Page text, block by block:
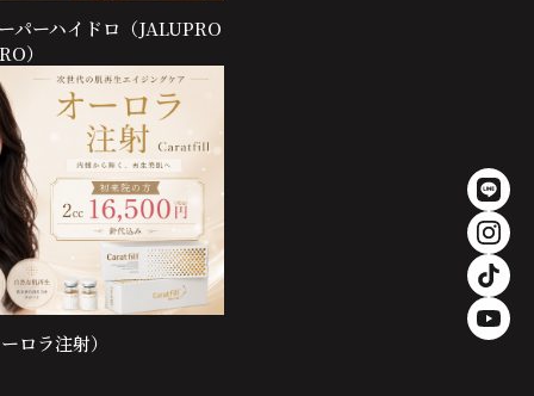
パーハイドロ（JALUPRO
）
ロラ注射）